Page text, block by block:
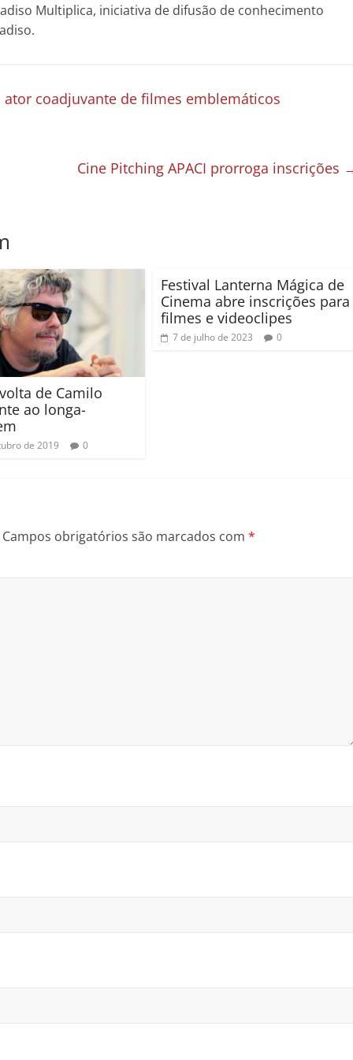
Multiplica, iniciativa de difusão de conhecimento
coadjuvante de filmes emblemáticos
Cine Pitching APACI prorroga inscrições
de Camilo
ao longa-
de 2019 0
Festival Lanterna Mágica de
Cinema abre inscrições para
filmes e videoclipes
7 de julho de 2023 0
Campos obrigatórios são marcados com *